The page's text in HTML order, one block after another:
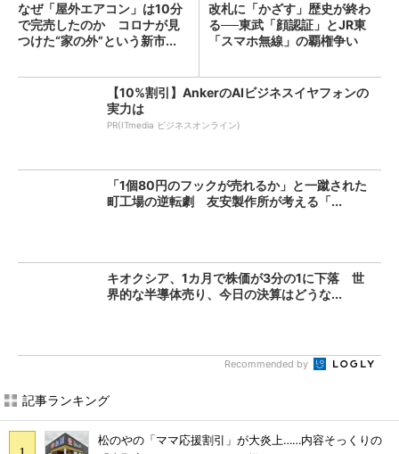
なぜ「屋外エアコン」は10分
で完売したのか コロナが見
つけた“家の外”という新市...
改札に「かざす」歴史が終わ
る──東武「顔認証」とJR東
「スマホ無線」の覇権争い
【10%割引】AnkerのAIビジネスイヤフォンの
実力は
PR(ITmedia ビジネスオンライン)
「1個80円のフックが売れるか」と一蹴された
町工場の逆転劇 友安製作所が考える「...
キオクシア、1カ月で株価が3分の1に下落 世
界的な半導体売り、今日の決算はどうな...
Recommended by
記事ランキング
松のやの「ママ応援割引」が大炎上……内容そっくりの